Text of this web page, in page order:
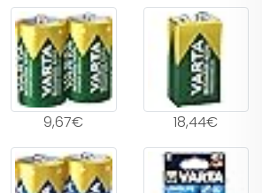
9,67€ 18,44€